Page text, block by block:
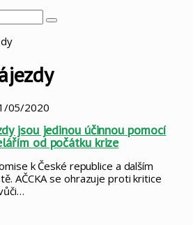
Vyhledat
05/2020
jsou jedinou účinnou pomocí
od počátku krize
k České republice a dalším
AČCKA se ohrazuje proti kritice